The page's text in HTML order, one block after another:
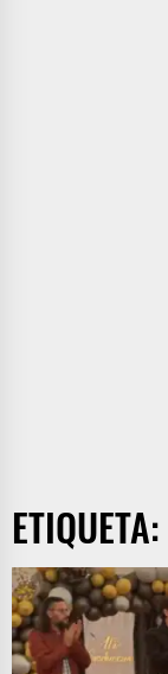
ETIQUETA: